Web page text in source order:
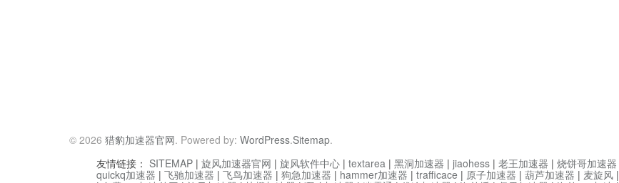
© 2026 猎豹加速器官网. Powered by: WordPress.Sitemap.
友情链接： SITEMAP | 旋风加速器官网 | 旋风软件中心 | textarea | 黑洞加速器 | jiaohess | 老王加速器 | 烧饼哥加速器
quickq加速器 | 飞驰加速器 | 飞鸟加速器 | 狗急加速器 | hammer加速器 | trafficace | 原子加速器 | 葫芦加速器 | 麦旋风 |